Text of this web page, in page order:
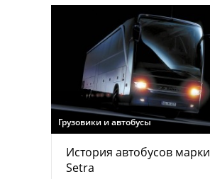
Грузовики и автобусы
История автобусов марки
Setra